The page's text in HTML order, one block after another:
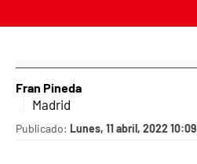
Fran Pineda
Madrid
Publicado: Lunes, 11 abril, 2022 10:09